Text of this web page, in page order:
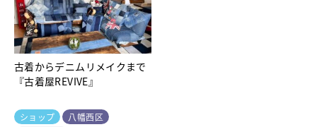
古着からデニムリメイクまで
『古着屋REVIVE』
ショップ
八幡西区